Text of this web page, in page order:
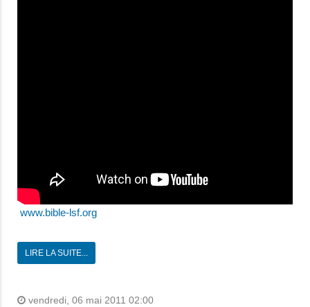
www.bible-lsf.org
LIRE LA SUITE...
vendredi, 06 mai 2011 02:00